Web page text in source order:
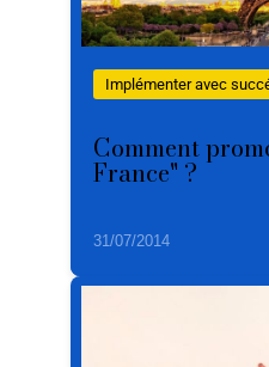
Implémenter avec
Comment
France" ?
31/07/2014